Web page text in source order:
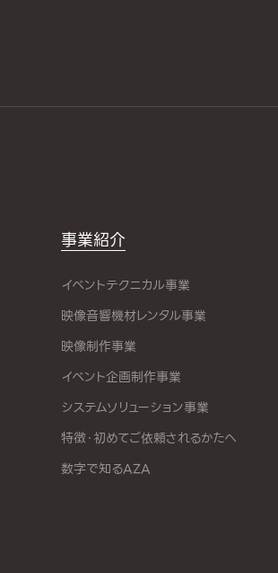
事業紹介
イベントテクニカル事業
映像音響機材レンタル事業
映像制作事業
イベント企画制作事業
システムソリューション事業
特徴・初めてご依頼されるかたへ
数字で知るAZA